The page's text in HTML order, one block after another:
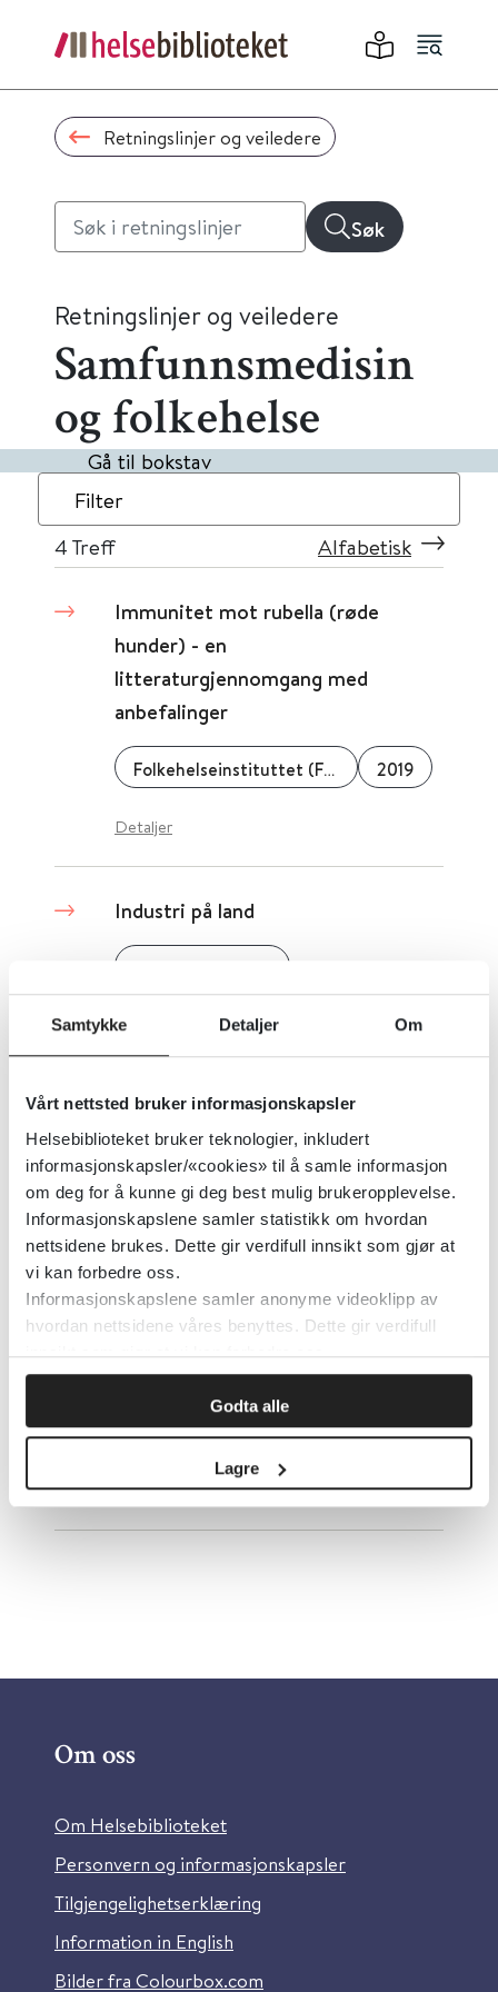
Samtykke Detaljer Om
Vårt nettsted bruker informasjonskapsler
Helsebiblioteket bruker teknologier, inkludert
informasjonskapsler/«cookies» til å samle informasjon
om deg for å kunne gi deg best mulig brukeropplevelse.
Informasjonskapslene samler statistikk om hvordan
nettsidene brukes. Dette gir verdifull innsikt som gjør at
vi kan forbedre oss.
Informasjonskapslene samler anonyme videoklipp av
hvordan nettsidene våres benyttes. Dette gir verdifull
innsikt som gjør at vi kan forbedre oss.
Godta alle
Lagre
Retningslinjer og veiledere
Søk
Retningslinjer og veiledere
Samfunnsmedisin
og folkehelse
Gå til bokstav
Filter
4 Treff Alfabetisk
Immunitet mot rubella (røde
hunder) - en
litteraturgjennomgang med
anbefalinger
Folkehelseinstituttet (FHI) 2019
Detaljer
Industri på land
Detaljer
Influensavaksine - veileder for
helsepersonell
Folkehelseinstituttet (FHI)
Detaljer
Isoleringsveilederen (Smittevern
9)
Folkehelseinstituttet (FHI)
Detaljer
Om oss
Om Helsebiblioteket
Personvern og informasjonskapsler
Tilgjengelighetserklæring
Information in English
Bilder fra Colourbox.com